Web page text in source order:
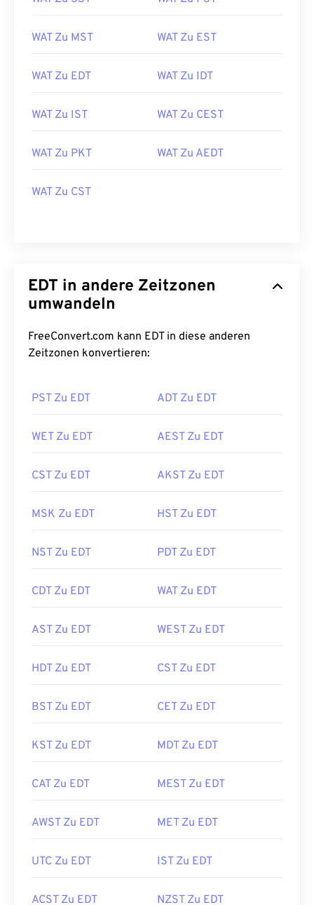
WAT Zu MST WAT Zu EST
WAT Zu EDT WAT Zu IDT
WAT Zu IST WAT Zu CEST
WAT Zu PKT WAT Zu AEDT
WAT Zu CST
EDT in andere Zeitzonen
umwandeln
FreeConvert.com kann EDT in diese anderen
Zeitzonen konvertieren:
PST Zu EDT ADT Zu EDT
WET Zu EDT AEST Zu EDT
CST Zu EDT AKST Zu EDT
MSK Zu EDT HST Zu EDT
NST Zu EDT PDT Zu EDT
CDT Zu EDT WAT Zu EDT
AST Zu EDT WEST Zu EDT
HDT Zu EDT CST Zu EDT
BST Zu EDT CET Zu EDT
KST Zu EDT MDT Zu EDT
CAT Zu EDT MEST Zu EDT
AWST Zu EDT MET Zu EDT
UTC Zu EDT IST Zu EDT
ACST Zu EDT NZST Zu EDT